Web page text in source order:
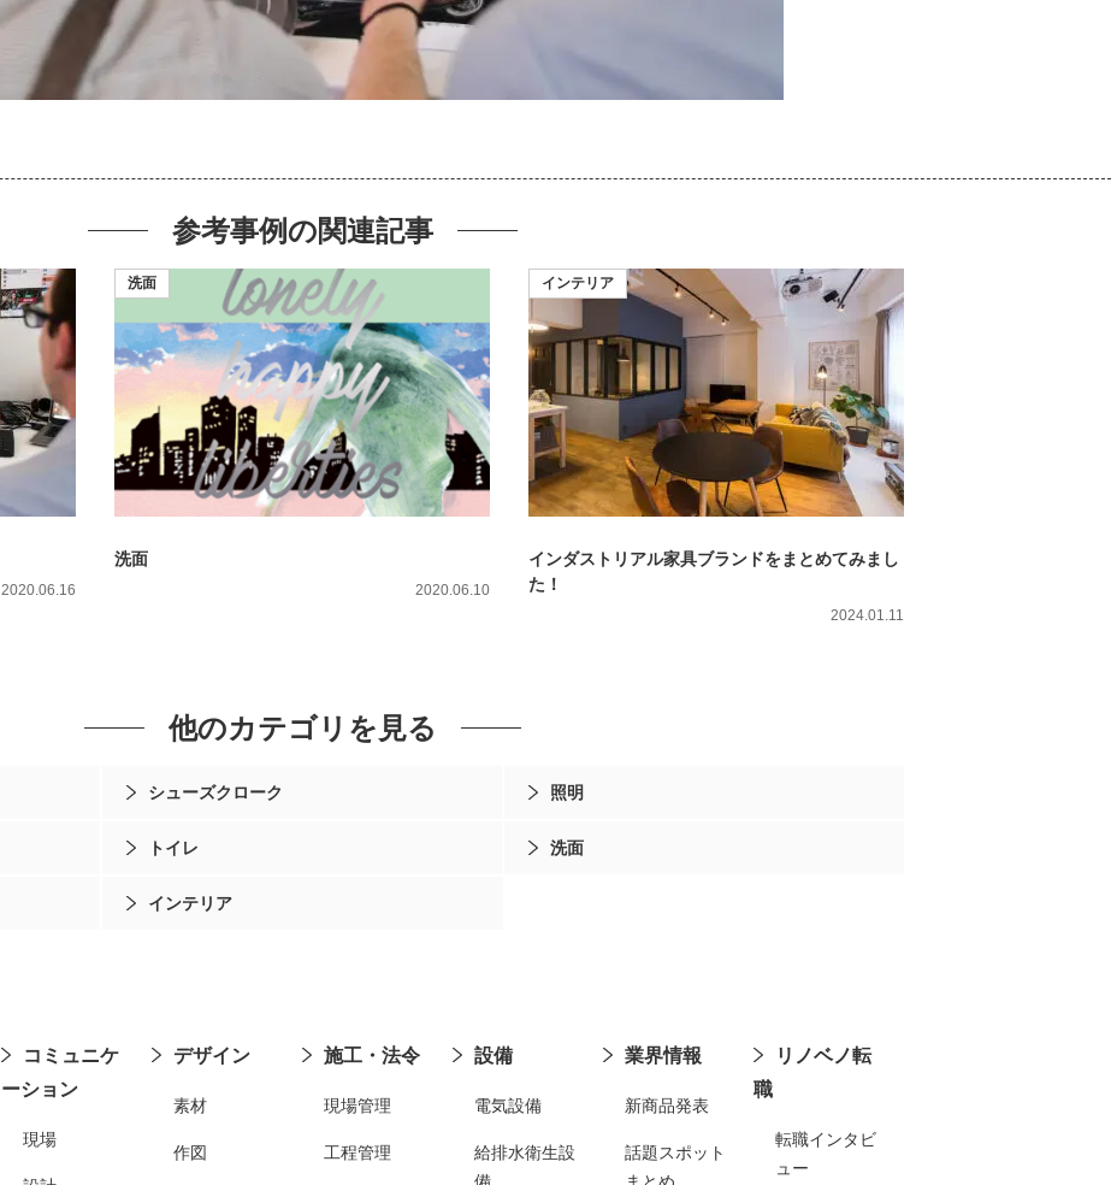
参考事例の関連記事
2020.06.16
洗面
洗面
2020.06.10
インダストリアル家具ブランドをまとめてみまし
た！
インテリア
2024.01.11
他のカテゴリを見る
シューズクローク 照明
トイレ 洗面
インテリア
コミュニケ
ーション
現場
デザイン
素材
作図
施工・法令
現場管理
工程管理
設備
電気設備
給排水衛生設
備
業界情報
新商品発表
話題スポット
まとめ
リノベノ転
職
転職インタビ
ュー